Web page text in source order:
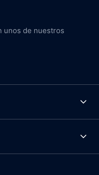
unos de nuestros